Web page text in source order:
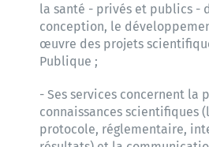
la santé - privés et publics -
conception, le
œuvre des projets
Publique ;
- Ses services concernent la
connaissances scientifiques
protocole, réglementaire,